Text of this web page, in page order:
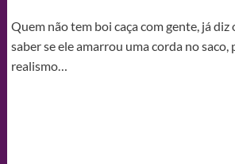
Quem não tem boi caça com gente, já diz
saber se ele amarrou uma corda no saco,
realismo…